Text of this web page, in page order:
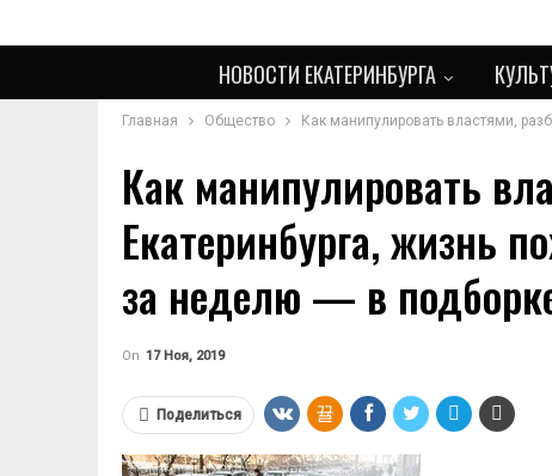
НОВОСТИ ЕКАТЕРИНБУРГА
Главная Общество Как манипулировать властями,
Как манипулировать
Екатеринбурга, жизнь
за неделю — в
On 17 Ноя, 2019
Поделиться